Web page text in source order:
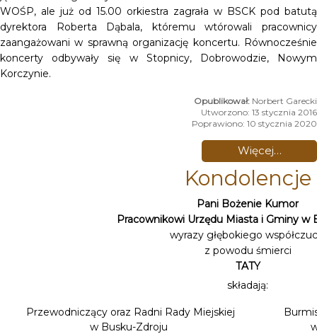
WOŚP, ale już od 15.00 orkiestra zagrała w BSCK pod batutą
dyrektora Roberta Dąbala, któremu wtórowali pracownicy
zaangażowani w sprawną organizację koncertu. Równocześnie
koncerty odbywały się w Stopnicy, Dobrowodzie, Nowym
Korczynie.
Norbert Garecki
Utworzono: 13 stycznia 2016
Poprawiono: 10 stycznia 2020
Więcej…
Kondolencje
Pani Bożenie Kumor
Pracownikowi Urzędu Miasta i Gminy w
wyrazy głębokiego
z powodu śmierci
TATY
składają:
Przewodniczący oraz Radni Rady Miejskiej
w Busku-Zdroju